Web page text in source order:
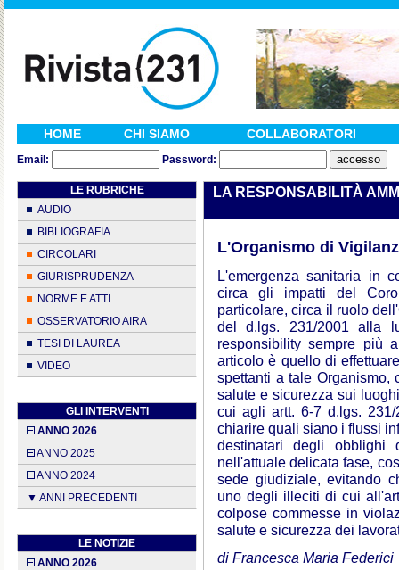
HOME CHI SIAMO COLLABORATORI
Email: Password:
LE RUBRICHE
AUDIO
BIBLIOGRAFIA
CIRCOLARI
GIURISPRUDENZA
NORME E ATTI
OSSERVATORIO AIRA
TESI DI LAUREA
VIDEO
GLI INTERVENTI
ANNO 2026
ANNO 2025
ANNO 2024
▼ ANNI PRECEDENTI
LE NOTIZIE
ANNO 2026
LA RESPONSABILITÀ
L'Organismo di
L'emergenza sanitaria in
circa gli impatti del
particolare, circa il ruolo
del d.lgs. 231/2001 alla
responsibility sempre più
articolo è quello di
spettanti a tale Organismo,
salute e sicurezza sui
cui agli artt. 6-7 d.lgs.
chiarire quali siano i flussi
destinatari degli obblighi
nell'attuale delicata fase,
sede giudiziale, evitando
uno degli illeciti di cui
colpose commesse in
salute e sicurezza dei
di Francesca Maria Federici